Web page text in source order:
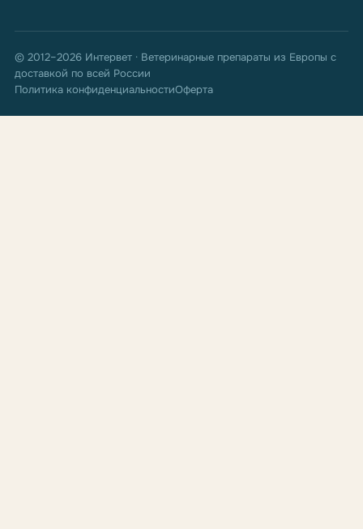
© 2012–2026 Интервет · Ветеринарные препараты из Европы с
доставкой по всей России
Политика конфиденциальностиОферта